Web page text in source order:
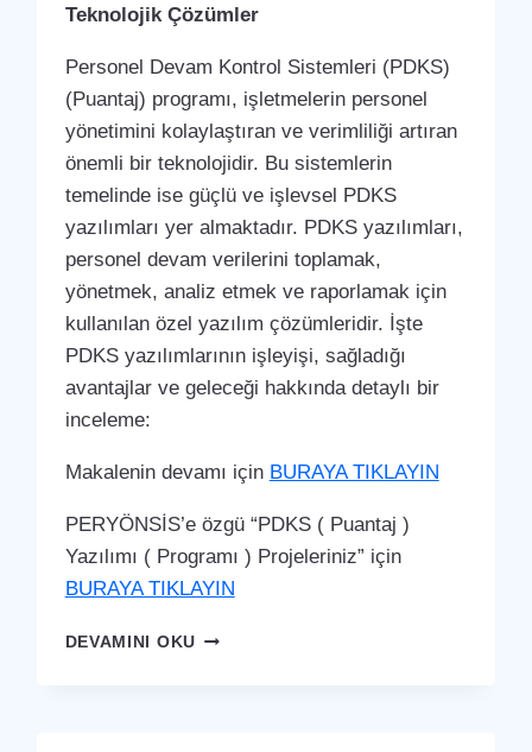
Teknolojik Çözümler
Personel Devam Kontrol Sistemleri (PDKS)
(Puantaj) programı, işletmelerin personel
yönetimini kolaylaştıran ve verimliliği artıran
önemli bir teknolojidir. Bu sistemlerin
temelinde ise güçlü ve işlevsel PDKS
yazılımları yer almaktadır. PDKS yazılımları,
personel devam verilerini toplamak,
yönetmek, analiz etmek ve raporlamak için
kullanılan özel yazılım çözümleridir. İşte
PDKS yazılımlarının işleyişi, sağladığı
avantajlar ve geleceği hakkında detaylı bir
inceleme:
Makalenin devamı için BURAYA TIKLAYIN
PERYÖNSİS’e özgü “PDKS ( Puantaj )
Yazılımı ( Programı ) Projeleriniz” için
BURAYA TIKLAYIN
DEVAMINI OKUNURHAK